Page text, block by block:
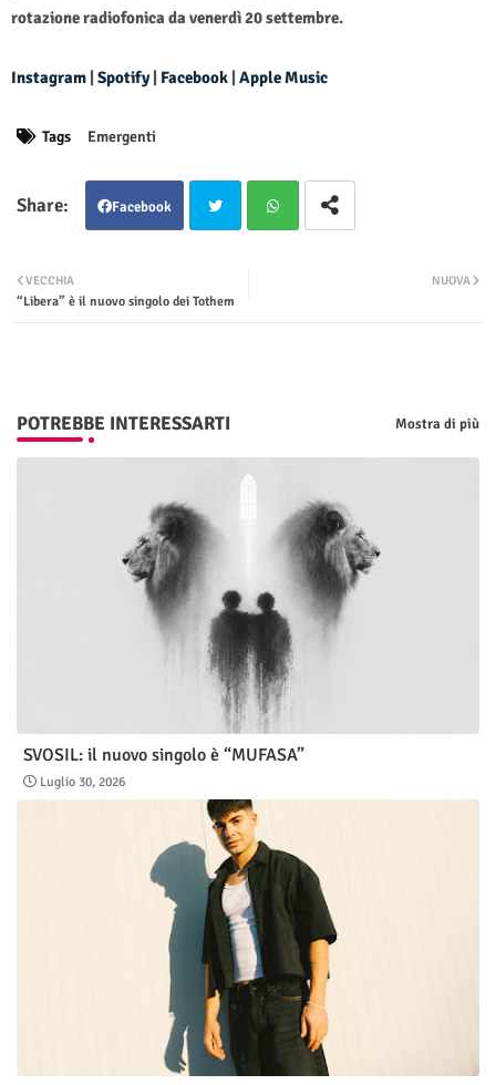
rotazione radiofonica da venerdì 20 settembre.
Instagram Spotify| Facebook Apple Music
Tags Emergenti
Facebook
ter
NUOVA
VECCHIA
“Libera” è il nuovo singolo dei Tothem
POTREBBE INTERESSARTI Mostra di più
SVOSIL: il nuovo singolo è “MUFASA”
Luglio 30, 2026